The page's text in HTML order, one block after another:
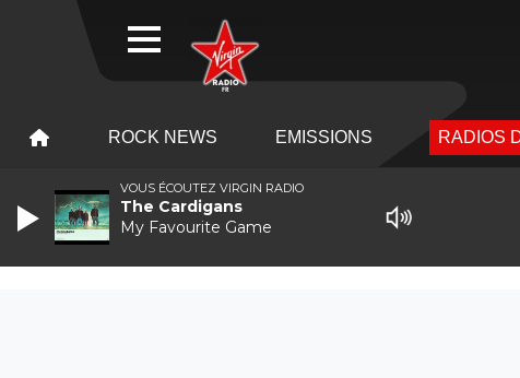
ROCK NEWS EMISSIONS RADIOS
VOUS ÉCOUTEZ VIRGIN RADIO
The Cardigans
My Favourite Game
WEBRADIO